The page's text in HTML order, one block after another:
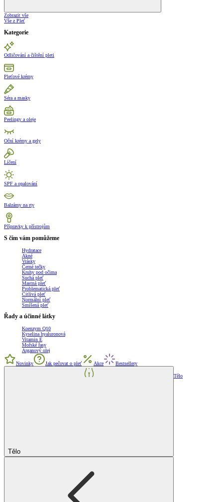
Zobrazit vše
Vše z Pleť
Kategorie
Odličování a čištění pleti
Pleťové krémy
Séra a masky
Peelingy a oleje
Oční krémy a gely
Líčení
SPF a opalování
Balzámy na rty
Přípravky k přístrojům
S čím vám pomůžeme
Hydratace
Akné
Vrásky
Černé tečky
Kruhy pod očima
Suchá pleť
Mastná pleť
Problematická pleť
Citlivá pleť
Normální pleť
Smíšená pleť
Řady a účinné látky
Koenzym Q10
Kyselina hyaluronová
Vitamin E
Mořské řasy
Arganový olej
Novinky Jak pečovat o pleť Akce Bestsellery
Tělo
Tělo